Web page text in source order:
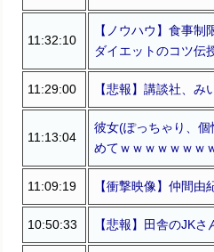
11:32:10
【ノウハウ】食事
ダイエットのコツ伝
11:29:00 【悲報】講談社、
11:13:04
彼女(ぽっちゃり、
めてｗｗｗｗｗｗｗ
11:09:19 【衝撃映像】仲間
10:50:33 【悲報】田舎のJK